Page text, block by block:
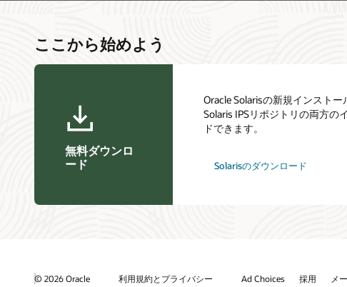
ここから始めよう
無料ダウンロ
ード
Oracle Solarisの新規インストー
Solaris IPSリポジトリの両方の
ドできます。
Solarisのダウンロード
© 2026 Oracle 利用規約とプライバシー Ad Choices 採用 メ